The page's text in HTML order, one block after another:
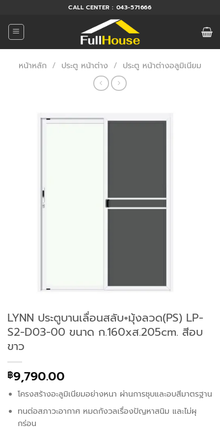
ยัง
เนื้อหา
CALL CENTER : 043-571666
หน้าหลัก / ประตู หน้าต่าง / ประตู หน้าต่างอลูมิเนียม
LYNN ประตูบานเลื่อนสลับ+มุ้งลวด(PS) LP-
S2-D03-00 ขนาด ก.160xส.205cm. สีอบ
ขาว
฿9,790.00
โครงสร้างอะลูมิเนียมอย่างหนา ผ่านการชุบและอบสีมาตรฐาน
ทนต่อสภาวะอากาศ หมดกังวลเรื่องปัญหาสนิม และไม่ผุ
กร่อน